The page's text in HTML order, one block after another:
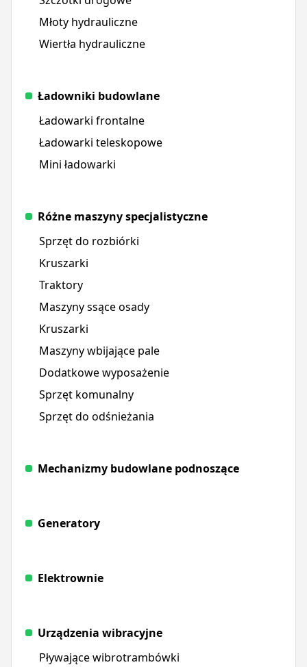
Młoty hydrauliczne
Wiertła hydrauliczne
Ładowniki budowlane
Ładowarki frontalne
Ładowarki teleskopowe
Mini ładowarki
Różne maszyny specjalistyczne
Sprzęt do rozbiórki
Kruszarki
Traktory
Maszyny ssące osady
Kruszarki
Maszyny wbijające pale
Dodatkowe wyposażenie
Sprzęt komunalny
Sprzęt do odśnieżania
Mechanizmy budowlane podnoszące
Generatory
Elektrownie
Urządzenia wibracyjne
Pływające wibrotrambówki